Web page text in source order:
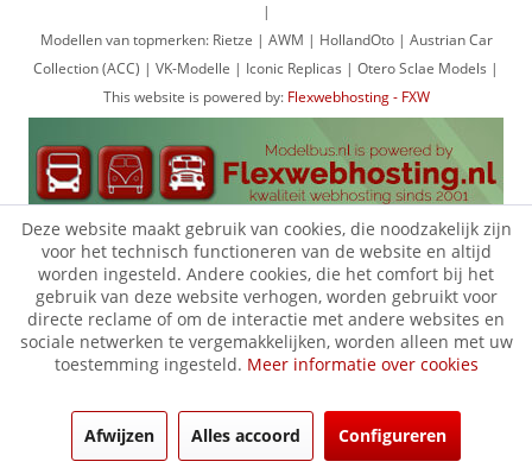
|
Modellen van topmerken: Rietze | AWM | HollandOto | Austrian Car
Collection (ACC) | VK-Modelle | Iconic Replicas | Otero Sclae Models |
This website is powered by: Flexwebhosting - FXW
Deze website maakt gebruik van cookies, die noodzakelijk zijn
voor het technisch functioneren van de website en altijd
worden ingesteld. Andere cookies, die het comfort bij het
gebruik van deze website verhogen, worden gebruikt voor
directe reclame of om de interactie met andere websites en
sociale netwerken te vergemakkelijken, worden alleen met uw
toestemming ingesteld. Meer informatie over cookies
Afwijzen Alles accoord Configureren